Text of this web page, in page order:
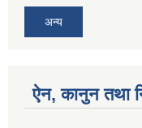
अन्य
ऐन, कानुन तथा